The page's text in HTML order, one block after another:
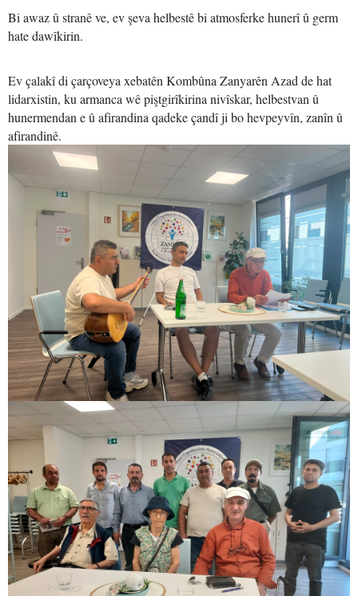
Bi awaz û stranê ve, ev şeva helbestê bi atmosferke hunerî û germ
hate dawîkirin.
Ev çalakî di çarçoveya xebatên Kombûna Zanyarên Azad de hat
lidarxistin, ku armanca wê piştgirîkirina nivîskar, helbestvan û
hunermendan e û afirandina qadeke çandî ji bo hevpeyvîn, zanîn û
afirandinê.